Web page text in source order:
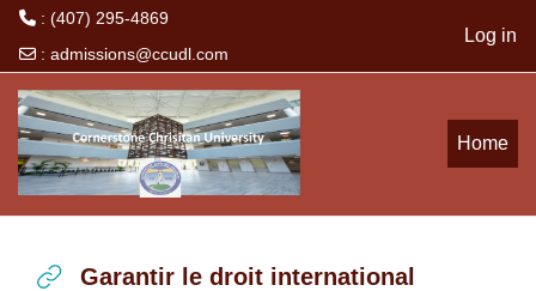
: (407) 295-4869
: admissions@ccudl.com
Log in
Home
Garantir le droit international